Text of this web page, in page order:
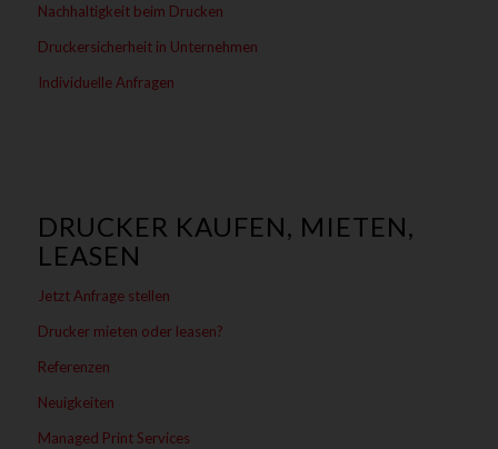
Nachhaltigkeit beim Drucken
Druckersicherheit in Unternehmen
Individuelle Anfragen
DRUCKER KAUFEN, MIETEN,
LEASEN
Jetzt Anfrage stellen
Drucker mieten oder leasen?
Referenzen
Neuigkeiten
Managed Print Services